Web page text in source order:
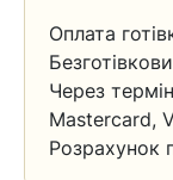
Оплата
Через
Mastercard,
Розрахунок